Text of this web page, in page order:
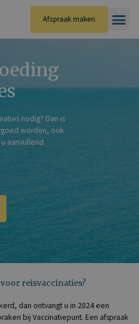
Afspraak maken
nodig? Dan is
worden, ook
aanvullend
reisvaccinaties?
dan ontvangt u in 2024 een
bij Vaccinatiepunt. Een afspraak